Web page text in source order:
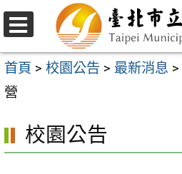
跳
至
主
要
容
區
選
單
首頁 > 校園公告 > 最新消息 >
營
校園公告